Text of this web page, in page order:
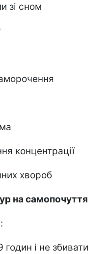
зі сном
концентрації
хвороб
на самопочуття
і не збивати